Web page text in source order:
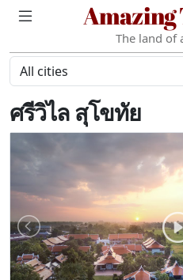
Amazing
The land of
All cities
ศรีวิไล สุโขทัย